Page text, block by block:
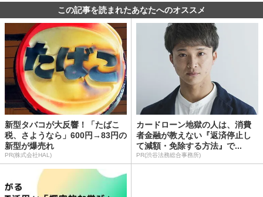
この記事を読まれたあなたへのオススメ
新型タバコが大反響！「たばこ
税、さようなら」600円→83円の
新型が爆売れ
PR(株式会社HAL)
カードローン地獄の人は、消費
者金融が教えない『返済停止し
て減額・免除する方法』で...
PR(渋谷法務総合事務所)